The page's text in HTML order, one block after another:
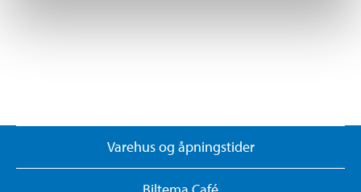
Varehus og åpningstider